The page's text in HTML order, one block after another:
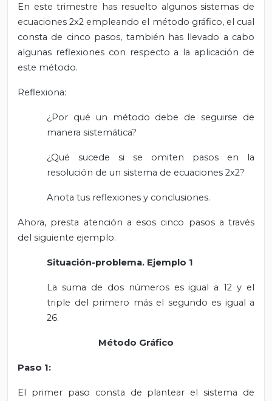
En este trimestre has resuelto algunos sistemas de
ecuaciones 2x2 empleando el método gráfico, el cual
consta de cinco pasos, también has llevado a cabo
algunas reflexiones con respecto a la aplicación de
este método.
Reflexiona:
¿Por qué un método debe de seguirse de
manera sistemática?
¿Qué sucede si se omiten pasos en la
resolución de un sistema de ecuaciones 2x2?
Anota tus reflexiones y conclusiones.
Ahora, presta atención a esos cinco pasos a través
del siguiente ejemplo.
Situación-problema. Ejemplo 1
La suma de dos números es igual a 12 y el
triple del primero más el segundo es igual a
26.
Método Gráfico
Paso 1:
El primer paso consta de plantear el sistema de